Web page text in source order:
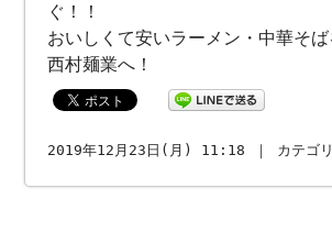
ぐ！！
おいしくて安いラーメン・中華そ
西村麺業へ！
2019年12月23日(月) 11:18 ｜ カテゴリ